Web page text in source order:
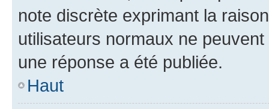
note discrète exprimant la
utilisateurs normaux ne
une réponse a été publiée.
Haut